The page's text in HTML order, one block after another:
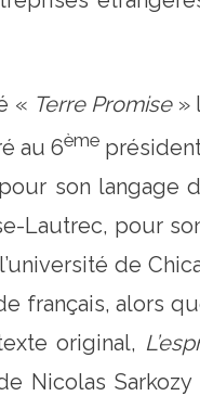
« Terre Promise»
au 6ème
son langage
Lautrec, pour
de
français, alors
original,
Nicolas Sarkozy